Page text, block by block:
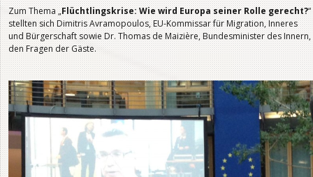
Zum Thema „Flüchtlingskrise: Wie wird Europa seiner Rolle gerecht?“
stellten sich Dimitris Avramopoulos, EU-Kommissar für Migration, Inneres
und Bürgerschaft sowie Dr. Thomas de Maizière, Bundesminister des Innern,
den Fragen der Gäste.